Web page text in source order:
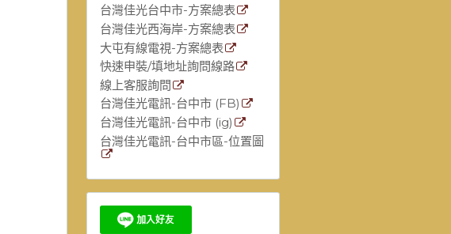
台灣佳光台中市-方案總表
台灣佳光西海岸-方案總表
大屯有線電視-方案總表
快速申裝/填地址詢問線路
線上客服詢問
台灣佳光電訊-台中市 (FB)
台灣佳光電訊-台中市 (ig)
台灣佳光電訊-台中市區-位置圖